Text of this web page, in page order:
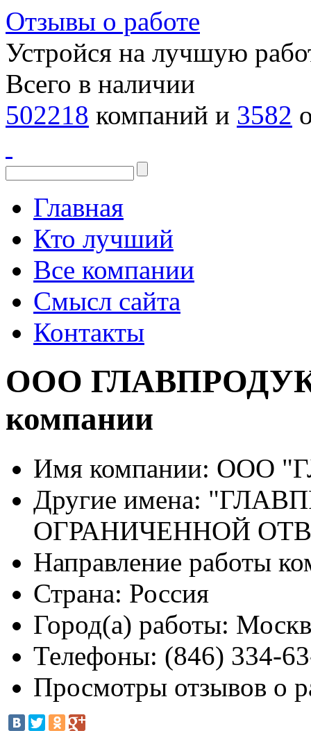
Отзывы о работе
Устройся на лучшую
Всего в наличии
502218 компаний и 3582
Главная
Кто лучший
Все компании
Смысл сайта
Контакты
ООО
компании
Имя компании: ООО
Другие имена:
ОГРАНИЧЕННОЙ
Направление работы
Страна: Россия
Город(а) работы:
Телефоны: (846) 334-
Просмотры отзывов о